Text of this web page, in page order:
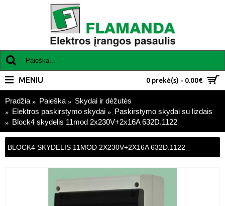
0 prekė(s) - 0.00€
MENIU
Pradžia Paieška
Skydai ir dėžutės
Elektros paskirstymo skydai
Paskirstymo skydai su lizdais
Block4 skydelis 11mod 2x230V+2x16A 632D.1122
BLOCK4 SKYDELIS 11MOD 2X230V+2X16A 632D.1122